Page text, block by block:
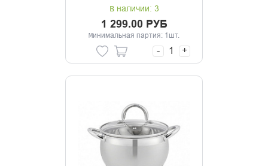
В наличии: 3
1 299.00 РУБ
Минимальная партия: 1шт.
- +